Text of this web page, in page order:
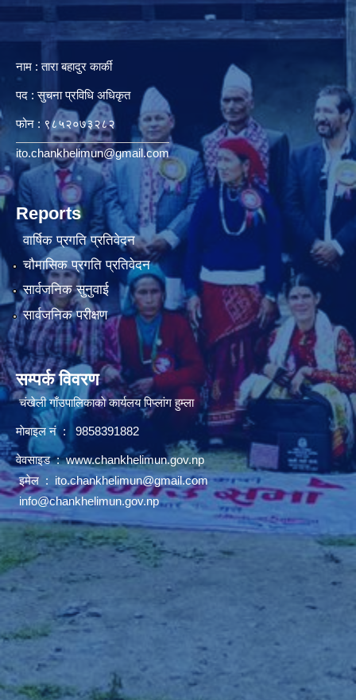
नाम : तारा बहादुर कार्की
पद : सुचना प्रविधि अधिकृत
फोन : ९८५२०७३२८२
ito.chankhelimun@gmail.com
Reports
वार्षिक प्रगति प्रतिवेदन
चौमासिक प्रगति प्रतिवेदन
सार्वजनिक सुनुवाई
सार्वजनिक परीक्षण
सम्पर्क विवरण
चंखेली गाँउपालिकाकाे कार्यलय पिप्लांग हुम्ला
माेबाइल नं : 9858391882
वेवसाइड :www.chankhelimun.gov.np
इमेल : ito.chankhelimun@gmail.com
info@chankhelimun.gov.np